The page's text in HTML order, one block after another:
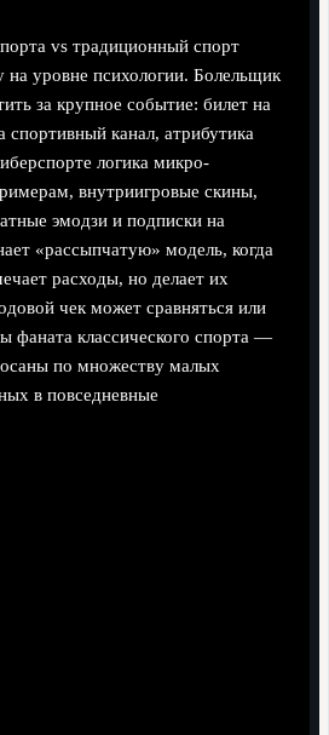
vs традиционный спорт
на уровне психологии. Болельщик
за крупное событие: билет на
спортивный канал, атрибутика
логика микро-
внутриигровые скины,
эмодзи и подписки на
«рассыпчатую» модель, когда
расходы, но делает их
чек может сравняться или
фаната классического спорта —
по множеству малых
в повседневные